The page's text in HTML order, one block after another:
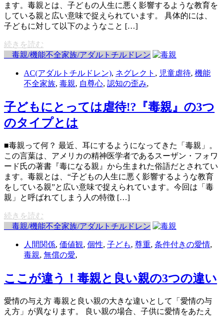
ます。毒親とは、子どもの人生に悪く影響するような教育を
している親と広い意味で捉えられています。 具体的には、
子どもに対して以下のようなこと […]
続きを読む
毒親/機能不全家族/アダルトチルドレン
AC(アダルトチルドレン), ネグレクト , 児童虐待, 機能
不全家族, 毒親, 自尊心, 認知の歪み,
子どもにとっては虐待!?『毒親』の3つ
のタイプとは
■毒親って何？ 最近、耳にするようになってきた「毒親」。
この言葉は、アメリカの精神医学者であるスーザン・フォワ
ード氏の著書『毒になる親』から生まれた俗語だとされてい
ます。毒親とは、“子どもの人生に悪く影響するような教育
をしている親”と広い意味で捉えられています。今回は「毒
親」と呼ばれてしまう人の特徴 […]
続きを読む
毒親/機能不全家族/アダルトチルドレン
人間関係, 価値観, 個性, 子ども, 尊重, 条件付きの愛情,
毒親, 無償の愛,
ここが違う！毒親と良い親の3つの違い
愛情の与え方 毒親と良い親の大きな違いとして「愛情の与
え方」が異なります。 良い親の場合、子供に愛情をあたえ